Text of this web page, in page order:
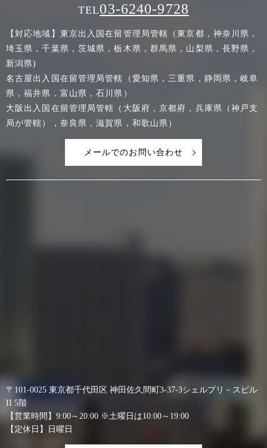
TEL03-6240-9728
【対応地域】東京出入国在留管理局管轄（東京都，神奈川県，
埼玉県，千葉県，茨城県，栃木県，群馬県，山梨県，長野県，
新潟県)
名古屋出入国在留管理局管轄（愛知県，三重県，静岡県，岐阜
県，福井県，富山県，石川県）
大阪出入国在留管理局管轄（大阪府，京都府，兵庫県（神戸支
局が管轄），奈良県，滋賀県，和歌山県）
メールでのお問い合わせ
〒101-0025 東京都千代田区 神田佐久間町3-37-3シェルプリ－スビル
II 5階
【営業時間】9:00～20:00 ※土曜日は10:00～19:00
【定休日】日曜日